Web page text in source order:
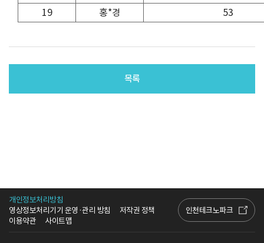
19
홍*경 53
목록
개인정보처리방침
영상정보처리기기 운영·관리 방침
저작권 정책
이용약관
사이트맵
인천테크노파크